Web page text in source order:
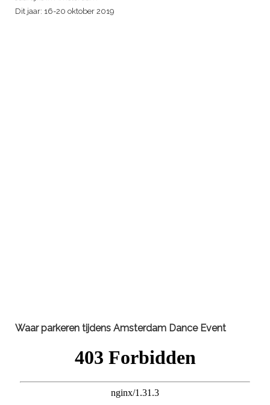
Dit jaar: 16-20 oktober 2019
Waar parkeren tijdens Amsterdam Dance Event